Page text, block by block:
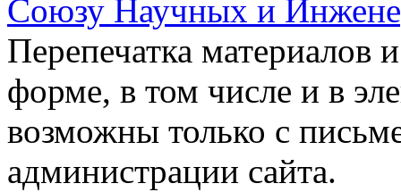
Союзу Научных и
Перепечатка материалов
форме, в том числе и в
возможны только с
администрации сайта.